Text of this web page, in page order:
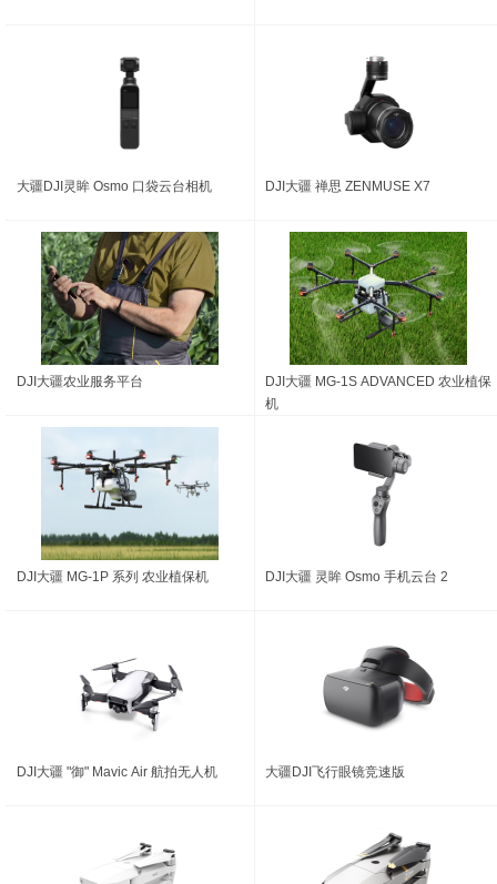
大疆DJI灵眸 Osmo 口袋云台相机 DJI大疆 禅思 ZENMUSE X7
DJI大疆农业服务平台
DJI大疆 MG-1S ADVANCED 农业植保
机
DJI大疆 MG-1P 系列 农业植保机 DJI大疆 灵眸 Osmo 手机云台 2
DJI大疆 "御" Mavic Air 航拍无人机 大疆DJI飞行眼镜竞速版